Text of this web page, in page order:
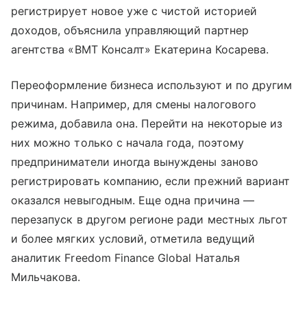
регистрирует новое уже с чистой историей
доходов, объяснила управляющий партнер
агентства «ВМТ Консалт» Екатерина Косарева.
Переоформление бизнеса используют и по другим
причинам. Например, для смены налогового
режима, добавила она. Перейти на некоторые из
них можно только с начала года, поэтому
предприниматели иногда вынуждены заново
регистрировать компанию, если прежний вариант
оказался невыгодным. Еще одна причина —
перезапуск в другом регионе ради местных льгот
и более мягких условий, отметила ведущий
аналитик Freedom Finance Global Наталья
Мильчакова.